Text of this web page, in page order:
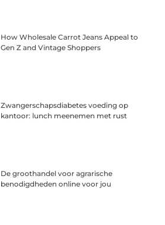
How Wholesale Carrot Jeans Appeal to
Gen Z and Vintage Shoppers
Zwangerschapsdiabetes voeding op
kantoor: lunch meenemen met rust
De groothandel voor agrarische
benodigdheden online voor jou